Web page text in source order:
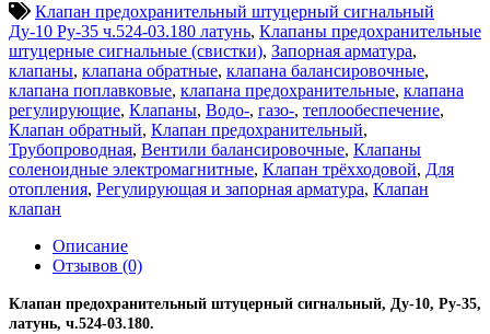
Клапан предохранительный штуцерный сигнальный
Ду-10 Ру-35 ч.524-03.180 латунь, Клапаны предохранительные
штуцерные сигнальные (свистки), Запорная арматура,
клапаны, клапана обратные, клапана балансировочные,
клапана поплавковые, клапана предохранительные, клапана
регулирующие, Клапаны, Водо-, газо-, теплообеспечение,
Клапан обратный, Клапан предохранительный,
Трубопроводная, Вентили балансировочные, Клапаны
соленоидные электромагнитные, Клапан трёхходовой, Для
отопления, Регулирующая и запорная арматура, Клапан
клапан
Описание
Отзывов (0)
Клапан предохранительный штуцерный сигнальный, Ду-10, Ру-35,
латунь, ч.524-03.180.